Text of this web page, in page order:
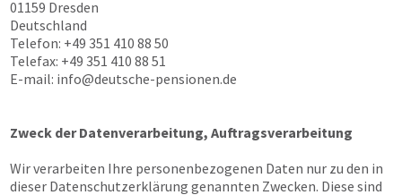
01159 Dresden
Deutschland
Telefon: +49 351 410 88 50
Telefax: +49 351 410 88 51
E-mail: info@deutsche-pensionen.de
Zweck der Datenverarbeitung, Auftragsverarbeitung
Wir verarbeiten Ihre personenbezogenen Daten nur zu den in
dieser Datenschutzerklärung genannten Zwecken. Diese sind